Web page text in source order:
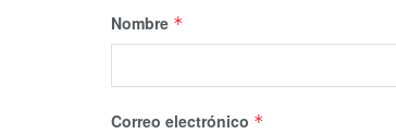
Nombre *
Correo electrónico *